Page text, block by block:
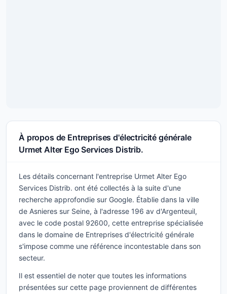
À propos de Entreprises d'électricité générale
Urmet Alter Ego Services Distrib.
Les détails concernant l'entreprise Urmet Alter Ego
Services Distrib. ont été collectés à la suite d'une
recherche approfondie sur Google. Établie dans la ville
de Asnieres sur Seine, à l'adresse 196 av d'Argenteuil,
avec le code postal 92600, cette entreprise spécialisée
dans le domaine de Entreprises d'électricité générale
s'impose comme une référence incontestable dans son
secteur.
Il est essentiel de noter que toutes les informations
présentées sur cette page proviennent de différentes